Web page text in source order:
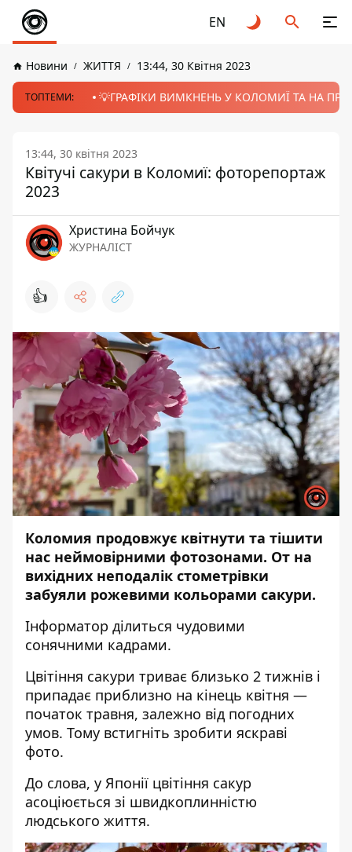
EN
Новини ЖИТТЯ 13:44, 30 Квітня 2023
ТОПТЕМИ: 💡ГРАФІКИ ВИМКНЕНЬ У КОЛОМИЇ ТА НА
13:44, 30 квітня 2023
Квітучі сакури в Коломиї: фоторепортаж
2023
Христина Бойчук
ЖУРНАЛІСТ
👍
Коломия продовжує квітнути та тішити
нас неймовірними фотозонами. От на
вихідних неподалік стометрівки
забуяли рожевими кольорами сакури.
Інформатор ділиться чудовими
сонячними кадрами.
Цвітіння сакури триває близько 2 тижнів і
припадає приблизно на кінець квітня —
початок травня, залежно від погодних
умов. Тому встигніть зробити яскраві
фото.
До слова, у Японії цвітіння сакур
асоціюється зі швидкоплинністю
людського життя.